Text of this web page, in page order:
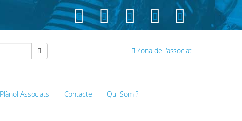
Zona de l'associat
Plànol Associats Contacte Qui Som ?